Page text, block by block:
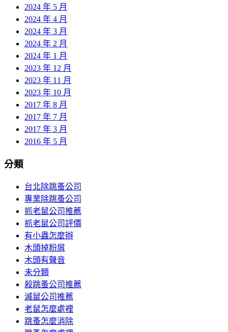
2024 年 5 月
2024 年 4 月
2024 年 3 月
2024 年 2 月
2024 年 1 月
2023 年 12 月
2023 年 11 月
2023 年 10 月
2017 年 8 月
2017 年 7 月
2017 年 3 月
2016 年 5 月
分類
台北除跳蚤公司
專業除跳蚤公司
抓老鼠公司推薦
抓老鼠公司評價
有小蟲怎麼辦
木頭掉粉屑
木頭有聲音
未分類
殺跳蚤公司推薦
滅鼠公司推薦
老鼠怎麼處裡
跳蚤怎麼消除